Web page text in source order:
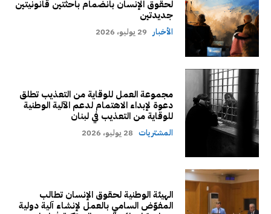
لحقوق الإنسان بانضمام باحثتين قانونيتين
جديدتين
الأخبار 29 يوليو، 2026
مجموعة العمل للوقاية من التعذيب تطلق
دعوة لإبداء الاهتمام لدعم الآلية الوطنية
للوقاية من التعذيب في لبنان
المشتريات 28 يوليو، 2026
الهيئة الوطنية لحقوق الإنسان تطالب
المفوّض السامي بالعمل لإنشاء آلية دولية